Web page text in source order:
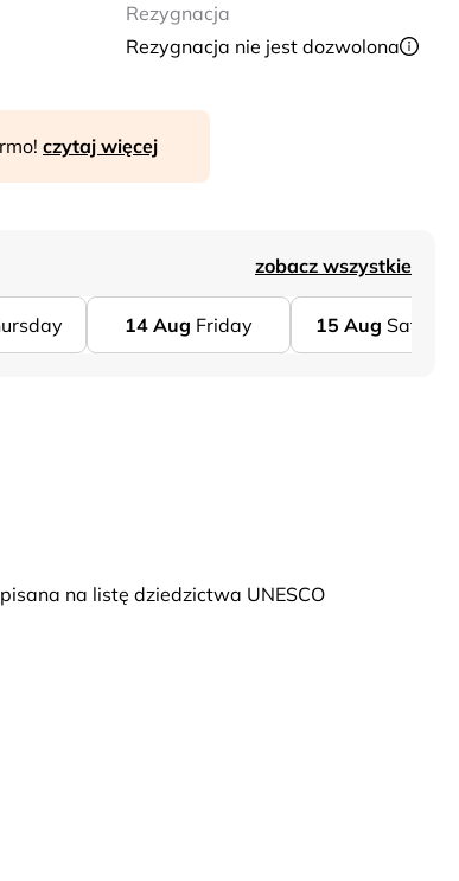
Rezygnacja
Rezygnacja nie jest dozwolona
czytaj więcej
zobacz wszystkie
14 Aug Friday 15 Aug Saturday
na listę dziedzictwa UNESCO